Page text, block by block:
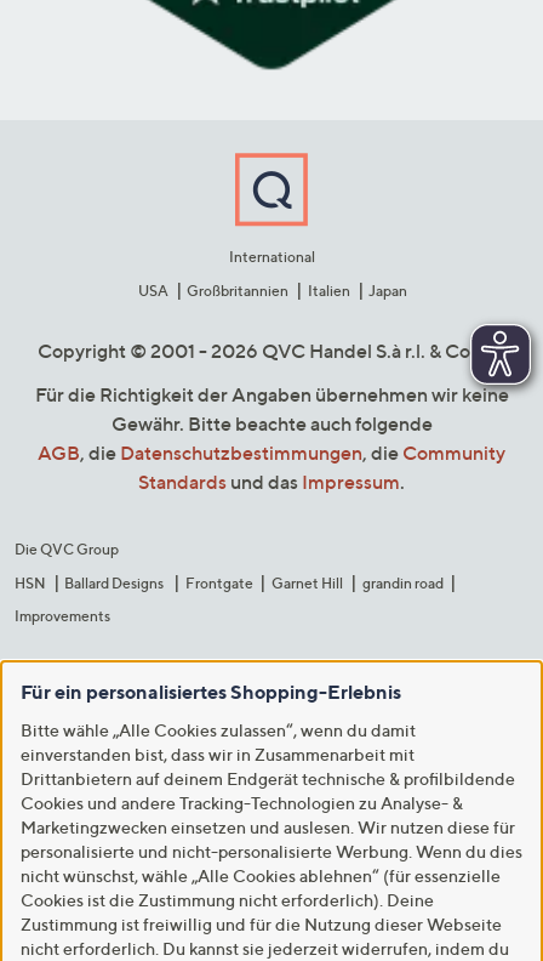
International
USA
Großbritannien Italien Japan
Copyright © 2001 - 2026 QVC Handel S.à r.l. & Co. KG
Für die Richtigkeit der Angaben übernehmen wir keine
Gewähr. Bitte beachte auch folgende
AGB, die Datenschutzbestimmungen, die Community
Standards und das Impressum.
Die QVC Group
HSN
Ballard Designs Frontgate Garnet Hill
grandin road
Improvements
Für ein personalisiertes Shopping-Erlebnis
Bitte wähle „Alle Cookies zulassen“, wenn du damit
einverstanden bist, dass wir in Zusammenarbeit mit
Drittanbietern auf deinem Endgerät technische & profilbildende
Cookies und andere Tracking-Technologien zu Analyse- &
Marketingzwecken einsetzen und auslesen. Wir nutzen diese für
personalisierte und nicht-personalisierte Werbung. Wenn du dies
nicht wünschst, wähle „Alle Cookies ablehnen“ (für essenzielle
Cookies ist die Zustimmung nicht erforderlich). Deine
Zustimmung ist freiwillig und für die Nutzung dieser Webseite
nicht erforderlich. Du kannst sie jederzeit widerrufen, indem du